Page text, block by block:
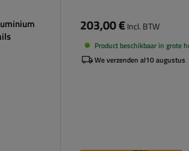
203,00 €Incl. BTW
Product beschikbaar in grote
We verzenden al10 augustus